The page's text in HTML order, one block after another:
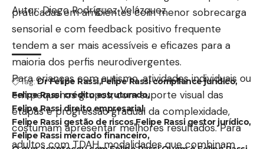
Autor: Diego Rodríguez Velázquez
Tag: Dr Felipe RassiFelipe Rassi compliance jurídico
Felipe Rassi crédito estruturado
Felipe Rassi direito empresarial
Felipe Rassi gestão de riscosFelipe Rassi gestor jurídico
Felipe Rassi mercado financeiro
praticadas em ambientes com menor sobrecarga
sensorial e com feedback positivo frequente
tendem a ser mais acessíveis e eficazes para a
maioria dos perfis neurodivergentes.
Para crianças com autismo, atividades individuais ou
em pequenos grupos, com suporte visual das
etapas e progressão gradual da complexidade,
costumam apresentar melhores resultados. Para
adultos com TDAH, modalidades que combinam